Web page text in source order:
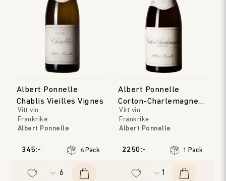
Albert Ponnelle
Chablis Vieilles Vignes
Vitt vin
Frankrike
Albert Ponnelle
345:- 6 Pack
Albert Ponnelle
Corton-Charlemagne
Grand Cru
Vitt vin
Frankrike
Albert Ponnelle
2250:- 1 Pack